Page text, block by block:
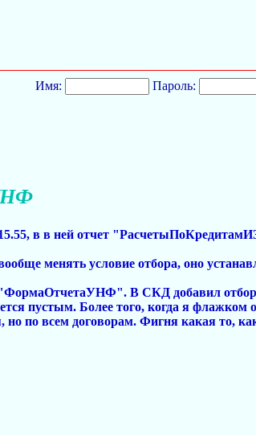
Имя: Пароль:
в в ней отчет
менять условие отбора, оно
В СКД добавил отбор
пустым. Более того, когда я флажком
но по всем договорам. Фигня какая то,